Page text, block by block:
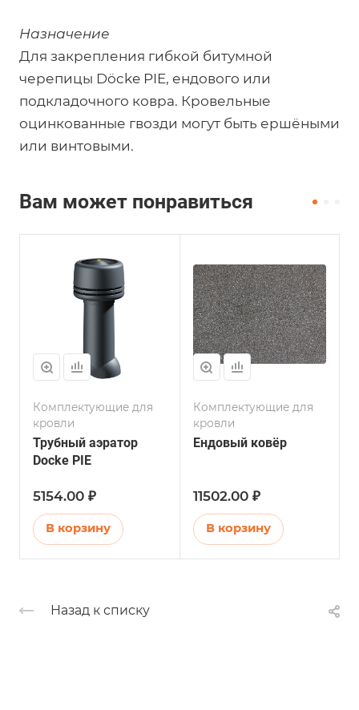
Назначение
Для закрепления гибкой битумной
черепицы Döcke PIE, ендового или
подкладочного ковра. Кровельные
оцинкованные гвозди могут быть ершёными
или винтовыми.
Вам может понравиться
Комплектующие для
кровли
Трубный аэратор
Docke PIE
5154.00 ₽
В корзину
Комплектующие для
кровли
Ендовый ковёр
11502.00 ₽
В корзину
Назад к списку